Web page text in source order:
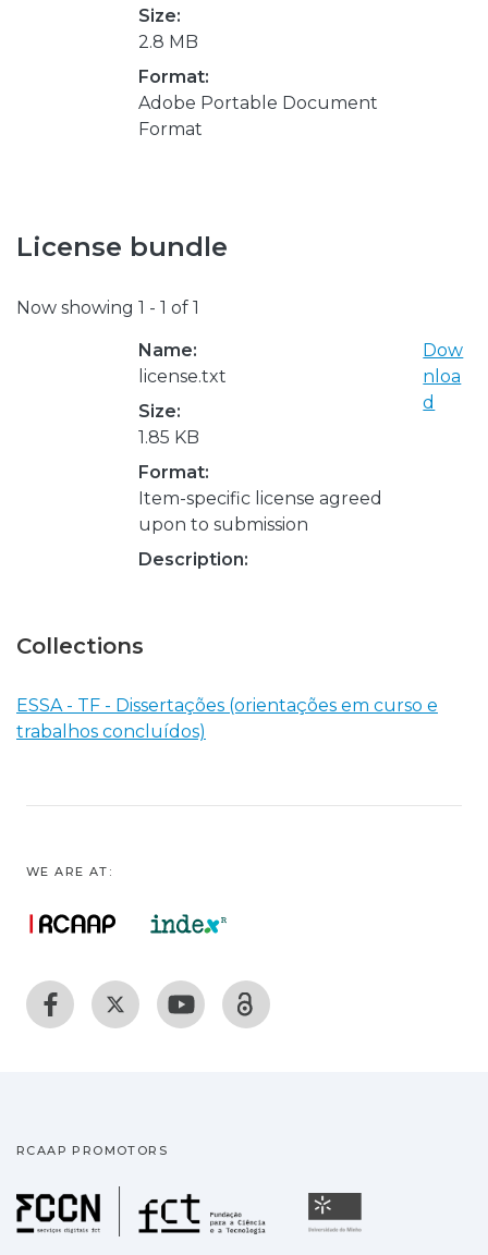
Size:
2.8 MB
Format:
Adobe Portable Document
Format
License bundle
Now showing 1 - 1 of 1
Name:
license.txt
Size:
1.85 KB
Format:
Item-specific license agreed
upon to submission
Description:
Dow
nloa
d
Collections
ESSA - TF - Dissertações (orientações em curso e
trabalhos concluídos)
WE ARE AT:
RCAAP PROMOTORS
Fundação para a